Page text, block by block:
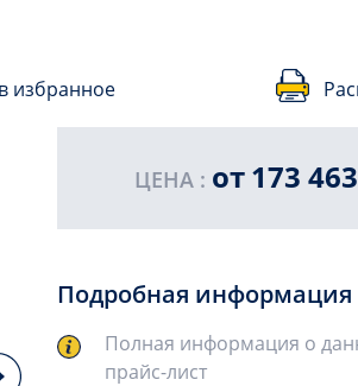
избранное
ЦЕНА : от173
Подробная информация
Полная информация о
прайс-лист